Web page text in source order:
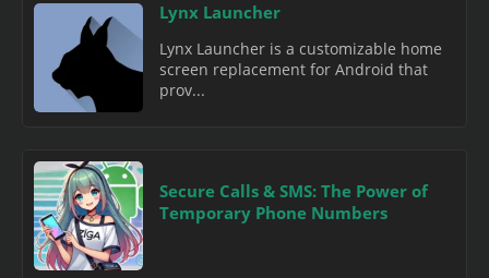
Lynx Launcher
Lynx Launcher is a customizable home
screen replacement for Android that
prov...
Secure Calls & SMS: The Power of
Temporary Phone Numbers